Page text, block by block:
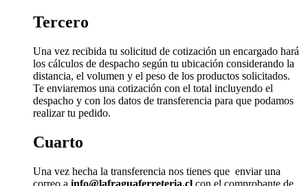
Tercero
Una vez recibida tu solicitud de cotización un encargado hará
los cálculos de despacho según tu ubicación considerando la
distancia, el volumen y el peso de los productos solicitados.
Te enviaremos una cotización con el total incluyendo el
despacho y con los datos de transferencia para que podamos
realizar tu pedido.
Cuarto
Una vez hecha la transferencia nos tienes que enviar una